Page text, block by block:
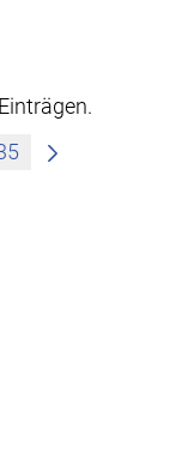
Navigieren mit